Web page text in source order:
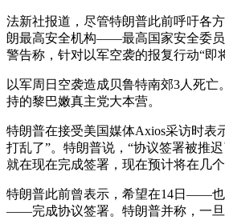
法新社报道，尽管特朗普此前呼吁各
朗最高安全机构——最高国家安全委
警告称，针对以军空袭的报复行动“即
以军周日空袭造成贝鲁特南郊3人死亡
持的黎巴嫩真主党大本营。
特朗普在接受美国媒体Axios采访时表
打乱了”。特朗普说，“协议签署被推
就在现在完成签署，现在预计将在几
特朗普此前曾表示，希望在14日——也
——完成协议签署。特朗普并称，一旦